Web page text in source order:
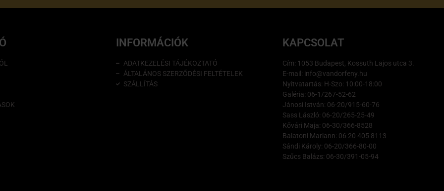
INFORMÁCIÓK
ADATKEZELÉSI TÁJÉKOZTATÓ
ÁLTALÁNOS SZERZŐDÉSI FELTÉTELEK
SZÁLLÍTÁS
KAPCSOLAT
Cím: 1053 Budapest, Kossuth Lajos utca 3.
E-mail: info@vandorfeny.hu
Nyitvatartás: H-Szo: 10:00-18:00
Galéria: 06-1/267-52-62
Jánosi István: 06-20/915-60-76
Sass László: 06-20/265-25-49
Kővári Maja: 06-30/366-8528
Balatoni Mariann: 06 20 405 8113
Sándi Károly: 06-20/366-80-00
Szűcs Balázs: 06-30/391-05-94